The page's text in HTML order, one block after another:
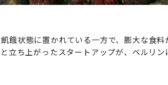
餓状態に置かれている一方で、膨大な食
立ち上がったスタートアップが、ベルリ